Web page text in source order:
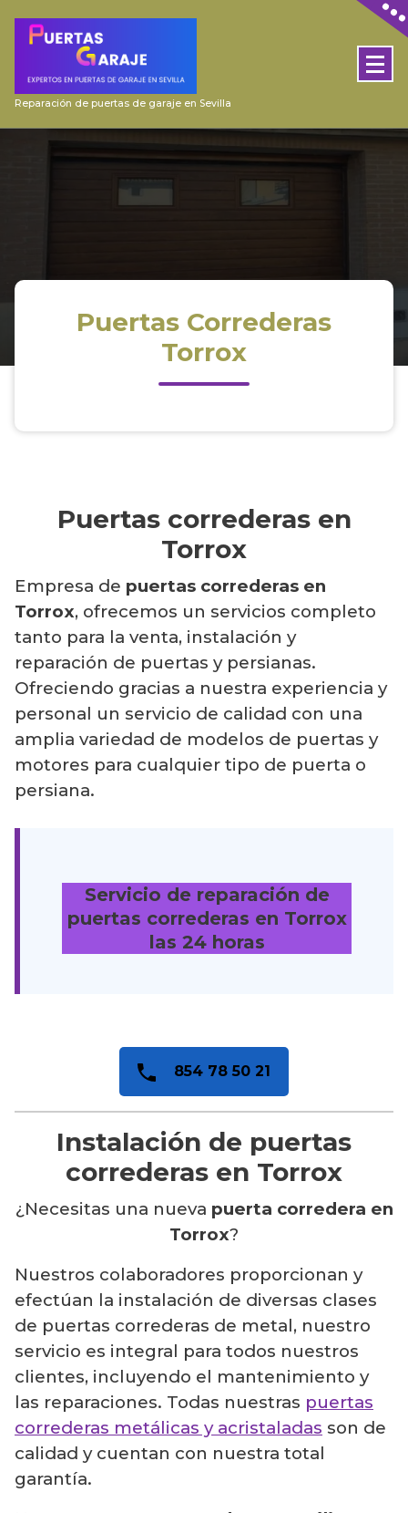
Reparación de puertas de garaje en Sevilla
Puertas Correderas
Torrox
Puertas correderas en
Torrox
Empresa de puertas correderas en
Torrox, ofrecemos un servicios completo
tanto para la venta, instalación y
reparación de puertas y persianas.
Ofreciendo gracias a nuestra experiencia y
personal un servicio de calidad con una
amplia variedad de modelos de puertas y
motores para cualquier tipo de puerta o
persiana.
Servicio de reparación de
puertas correderas en Torrox
las 24 horas
854 78 50 21
Instalación de puertas
correderas en Torrox
¿Necesitas una nueva puerta corredera en
Torrox?
Nuestros colaboradores proporcionan y
efectúan la instalación de diversas clases
de puertas correderas de metal, nuestro
servicio es integral para todos nuestros
clientes, incluyendo el mantenimiento y
las reparaciones. Todas nuestras puertas
correderas metálicas y acristaladas son de
calidad y cuentan con nuestra total
garantía.